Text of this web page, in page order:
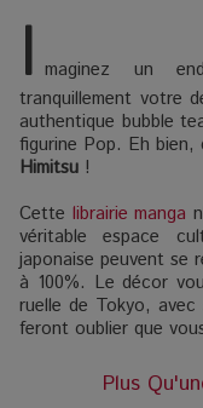
I maginez un
tranquillement votre
authentique bubble
figurine Pop. Eh
Himitsu !
Cette librairie manga
véritable espace
japonaise peuvent se
à 100%. Le décor
ruelle de Tokyo,
feront oublier que
Plus